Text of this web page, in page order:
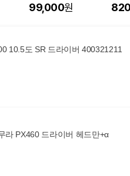
S, 10.5도
99,000원
트
10.5도 SR 드라이버 400321211
라 PX460 드라이버 헤드만+α